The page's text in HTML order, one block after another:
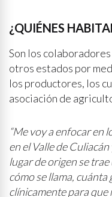
¿QUIÉNES
Son los
otros estados por
los productores, los
asociación de
“Me voy a enfocar en
en el Valle de
lugar de origen se
cómo se llama, cuánta
clínicamente para